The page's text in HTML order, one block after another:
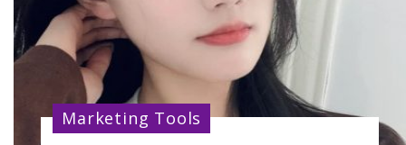
Marketing Tools